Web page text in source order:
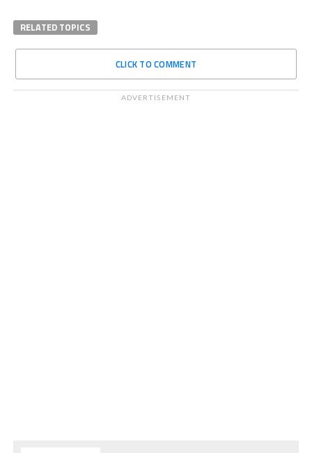
RELATED TOPICS
CLICK TO COMMENT
ADVERTISEMENT